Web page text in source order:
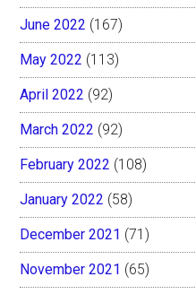
June 2022 (167)
May 2022 (113)
April 2022 (92)
March 2022 (92)
February 2022 (108)
January 2022 (58)
December 2021 (71)
November 2021 (65)